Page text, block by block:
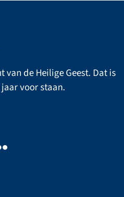
van de Heilige Geest. Dat is
voor staan.